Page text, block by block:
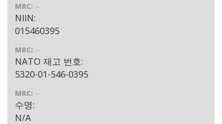
MRC: --
NIIN:
015460395
MRC: --
NATO 재고 번호:
5320-01-546-0395
MRC: --
수명:
N/A